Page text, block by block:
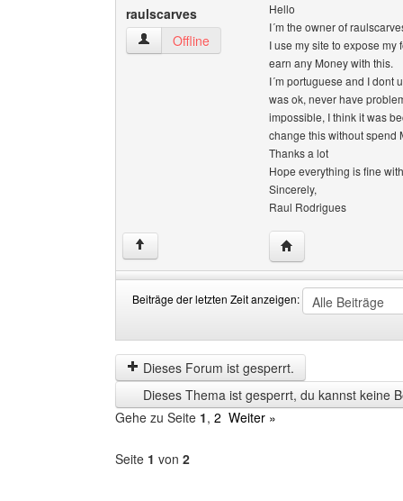
raulscarves
raulscarves Benutzer-Profile anzeigen
Offline
Hello
I´m the owner of
I use my site to expose
earn any Money with this.
I´m portuguese and I dont
was ok, never have
impossible, I think it was
change this without spend
Thanks a lot
Hope everything is fine
Sincerely,
Raul Rodrigues
↑ Website dieses
Beiträge der letzten Zeit anzeigen:
der
letzten
Zeit
anzeigen
by
Dieses Forum ist gesperrt.
Dieses Thema ist gesperrt, du kannst keine
Gehe zu Seite 1, 2 Weiter »
Seite 1 von 2